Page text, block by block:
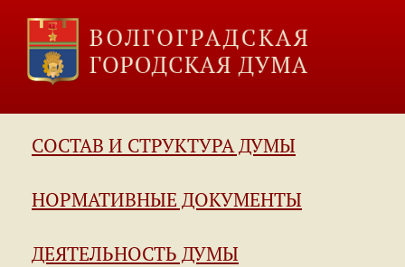
СОСТАВ И СТРУКТУРА ДУМЫ
НОРМАТИВНЫЕ ДОКУМЕНТЫ
ДЕЯТЕЛЬНОСТЬ ДУМЫ